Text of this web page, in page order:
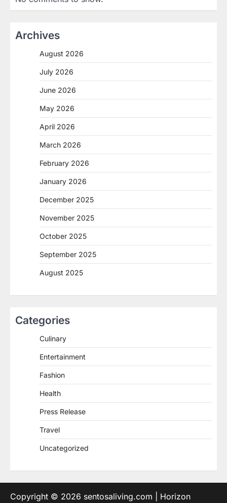
Archives
August 2026
July 2026
June 2026
May 2026
April 2026
March 2026
February 2026
January 2026
December 2025
November 2025
October 2025
September 2025
August 2025
Categories
Culinary
Entertainment
Fashion
Health
Press Release
Travel
Uncategorized
Copyright © 2026 sentosaliving.com | Horizon